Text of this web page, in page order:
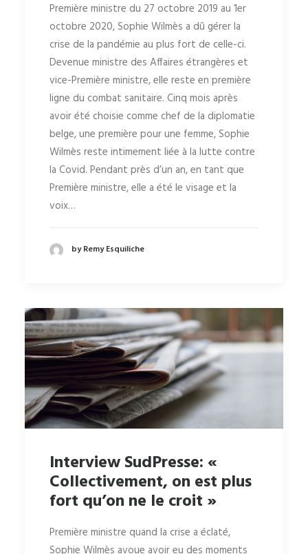
Première ministre du 27 octobre 2019 au 1er
octobre 2020, Sophie Wilmès a dû gérer la
crise de la pandémie au plus fort de celle-ci.
Devenue ministre des Affaires étrangères et
vice-Première ministre, elle reste en première
ligne du combat sanitaire. Cinq mois après
avoir été choisie comme chef de la diplomatie
belge, une première pour une femme, Sophie
Wilmès reste intimement liée à la lutte contre
la Covid. Pendant près d’un an, en tant que
Première ministre, elle a été le visage et la
voix…
by Remy Esquiliche
Interview SudPresse: «
Collectivement, on est plus
fort qu’on ne le croit »
Première ministre quand la crise a éclaté,